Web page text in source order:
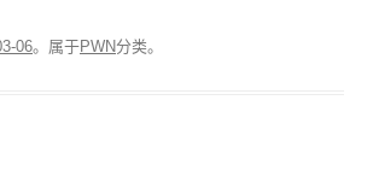
06。属于PWN分类。